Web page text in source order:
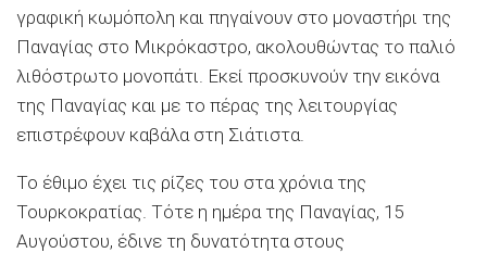
γραφική κωμόπολη και πηγαίνουν στο μοναστήρι της
Παναγίας στο Μικρόκαστρο, ακολουθώντας το παλιό
λιθόστρωτο μονοπάτι. Εκεί προσκυνούν την εικόνα
της Παναγίας και με το πέρας της λειτουργίας
επιστρέφουν καβάλα στη Σιάτιστα.
Το έθιμο έχει τις ρίζες του στα χρόνια της
Τουρκοκρατίας. Τότε η ημέρα της Παναγίας, 15
Αυγούστου, έδινε τη δυνατότητα στους